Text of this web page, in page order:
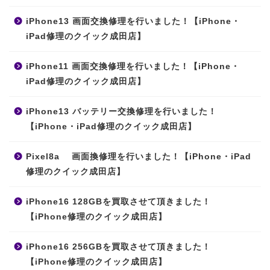
iPhone13 画面交換修理を行いました！【iPhone・
iPad修理のクイック成田店】
iPhone11 画面交換修理を行いました！【iPhone・
iPad修理のクイック成田店】
iPhone13 バッテリー交換修理を行いました！
【iPhone・iPad修理のクイック成田店】
Pixel8a 画面換修理を行いました！【iPhone・iPad
修理のクイック成田店】
iPhone16 128GBを買取させて頂きました！
【iPhone修理のクイック成田店】
iPhone16 256GBを買取させて頂きました！
【iPhone修理のクイック成田店】